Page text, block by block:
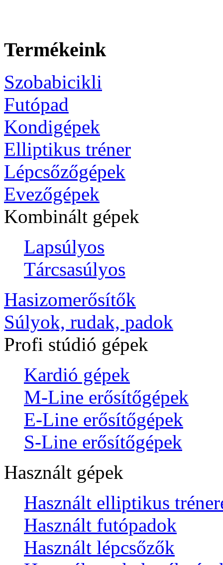
Termékeink
Szobabicikli
Futópad
Kondigépek
Elliptikus tréner
Lépcsőzőgépek
Evezőgépek
Kombinált gépek
Lapsúlyos
Tárcsasúlyos
Hasizomerősítők
Súlyok, rudak, padok
Profi stúdió gépek
Kardió gépek
M-Line erősítőgépek
E-Line erősítőgépek
S-Line erősítőgépek
Használt gépek
Használt elliptikus
Használt futópadok
Használt lépcsőzők